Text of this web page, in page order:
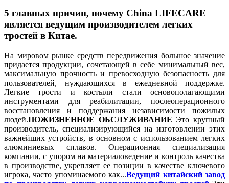
5 главных причин, почему China LIFECARE
является ведущим производителем легких
тростей в Китае.
На мировом рынке средств передвижения большое значение
придается продукции, сочетающей в себе минимальный вес,
максимальную прочность и превосходную безопасность для
пользователей, нуждающихся в ежедневной поддержке.
Легкие трости и костыли стали основополагающими
инструментами для реабилитации, послеоперационного
восстановления и поддержания независимости пожилых
людей.ПОЖИЗНЕННОЕ ОБСЛУЖИВАНИЕ Это крупный
производитель, специализирующийся на изготовлении этих
важнейших устройств, в основном с использованием легких
алюминиевых сплавов. Операционная специализация
компании, с упором на материаловедение и контроль качества
в производстве, укрепляет ее позиции в качестве ключевого
игрока, часто упоминаемого как...Ведущий китайский завод